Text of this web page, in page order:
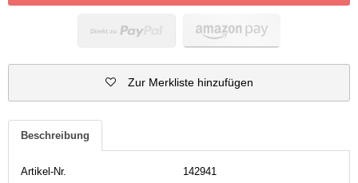
Zur Merkliste hinzufügen
Beschreibung
Artikel-Nr.
142941